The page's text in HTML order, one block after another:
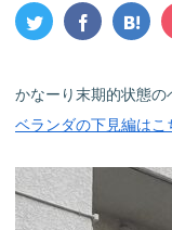
かなーり末期的状態の
ベランダの下見編はこ